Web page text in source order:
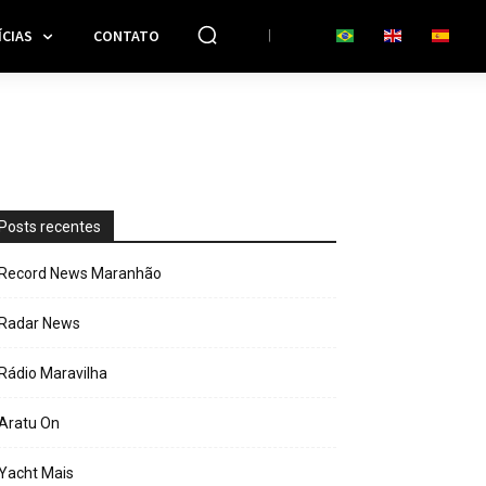
CONTATO
recentes
News Maranhão
News
Maravilha
On
Mais